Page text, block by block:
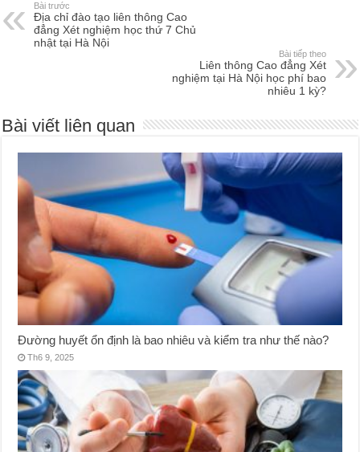
Bài trước
Địa chỉ đào tạo liên thông Cao
đẳng Xét nghiệm học thứ 7 Chủ
nhật tại Hà Nội
Bài tiếp theo
Liên thông Cao đẳng Xét
nghiệm tại Hà Nội học phí bao
nhiêu 1 kỳ?
Bài viết liên quan
Đường huyết ổn định là bao nhiêu và kiểm tra như thế nào?
Th6 9, 2025